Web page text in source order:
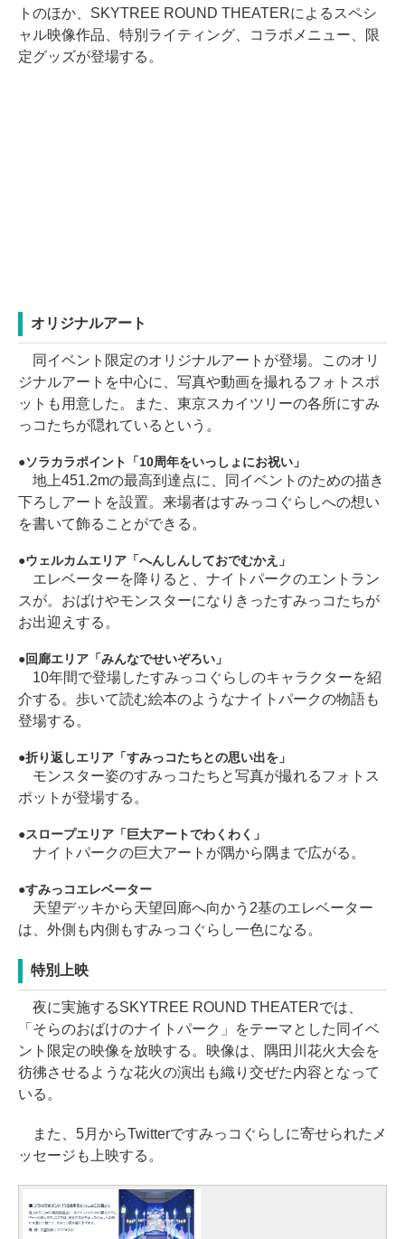
トのほか、SKYTREE ROUND THEATERによるスペシ
ャル映像作品、特別ライティング、コラボメニュー、限
定グッズが登場する。
オリジナルアート
同イベント限定のオリジナルアートが登場。このオリ
ジナルアートを中心に、写真や動画を撮れるフォトスポ
ットも用意した。また、東京スカイツリーの各所にすみ
っコたちが隠れているという。
ソラカラポイント「10周年をいっしょにお祝い」
地上451.2mの最高到達点に、同イベントのための描き
下ろしアートを設置。来場者はすみっコぐらしへの想い
を書いて飾ることができる。
ウェルカムエリア「へんしんしておでむかえ」
エレベーターを降りると、ナイトパークのエントラン
スが。おばけやモンスターになりきったすみっコたちが
お出迎えする。
回廊エリア「みんなでせいぞろい」
10年間で登場したすみっコぐらしのキャラクターを紹
介する。歩いて読む絵本のようなナイトパークの物語も
登場する。
折り返しエリア「すみっコたちとの思い出を」
モンスター姿のすみっコたちと写真が撮れるフォトス
ポットが登場する。
スロープエリア「巨大アートでわくわく」
ナイトパークの巨大アートが隅から隅まで広がる。
すみっコエレベーター
天望デッキから天望回廊へ向かう2基のエレベーター
は、外側も内側もすみっコぐらし一色になる。
特別上映
夜に実施するSKYTREE ROUND THEATERでは、
「そらのおばけのナイトパーク」をテーマとした同イベ
ント限定の映像を放映する。映像は、隅田川花火大会を
彷彿させるような花火の演出も織り交ぜた内容となって
いる。
また、5月からTwitterですみっコぐらしに寄せられたメ
ッセージも上映する。